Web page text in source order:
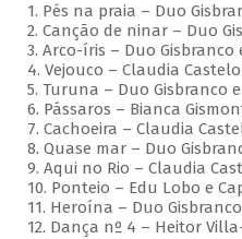
1. Pés na praia – Duo
2. Canção de ninar – Duo
3. Arco-íris – Duo Gisbranco
4. Vejouco – Claudia
5. Turuna – Duo Gisbranco
6. Pássaros – Bianca
7. Cachoeira – Claudia
8. Quase mar – Duo
9. Aqui no Rio – Claudia
10. Ponteio – Edu Lobo e
11. Heroína – Duo
12. Dança nº 4 – Heitor